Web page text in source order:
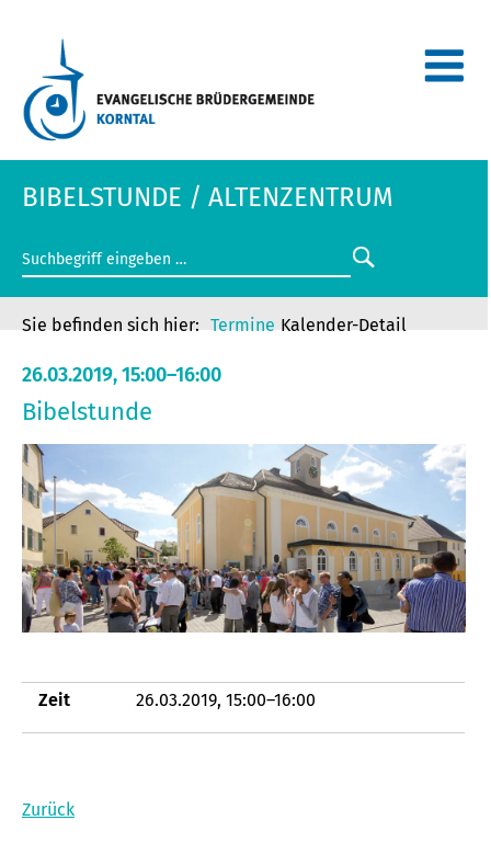
BIBELSTUNDE / ALTENZENTRUM
Termine Kalender-Detail
26.03.2019, 15:00–16:00
Bibelstunde
Zeit 26.03.2019, 15:00–16:00
Zurück